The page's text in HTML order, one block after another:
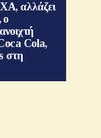
αλλάζει
ο
Cola,
στη